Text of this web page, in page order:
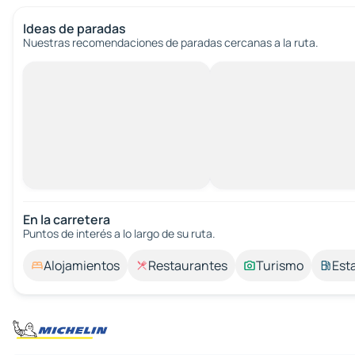
Ideas de paradas
Nuestras recomendaciones de paradas cercanas a la ruta.
En la carretera
Puntos de interés a lo largo de su ruta.
Alojamientos Restaurantes Turismo